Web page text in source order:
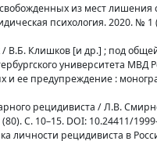
из мест лишения
психология. 2020. № 1
Клишков [и др.] ; под
университета МВД
и ее предупреждение :
рецидивиста / Л.В.
С. 10–15. DOI: 10.24411/
личности рецидивиста в